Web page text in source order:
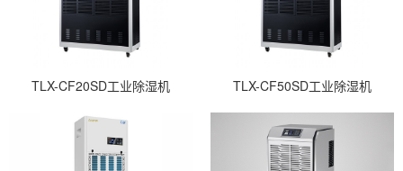
TLX-CF20SD工业除湿机 TLX-CF50SD工业除湿机